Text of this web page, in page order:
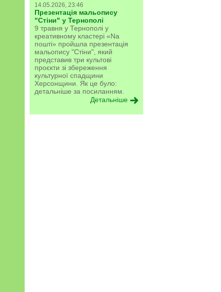
14.05.2026, 23:46
Презентація мальопису
"Стіни" у Тернополі
9 травня у Тернополі у
креативному кластері «Na
пошті» пройшла презентація
мальопису "Стіни", який
представив три культові
проєкти зі збереження
культурної спадщини
Херсонщини. Як це було:
детальніше за посиланням.
Детальніше